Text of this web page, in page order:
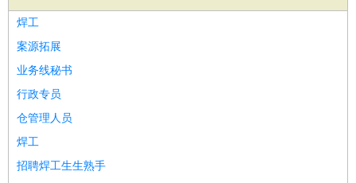
焊工
案源拓展
业务线秘书
行政专员
仓管理人员
焊工
招聘焊工生生熟手